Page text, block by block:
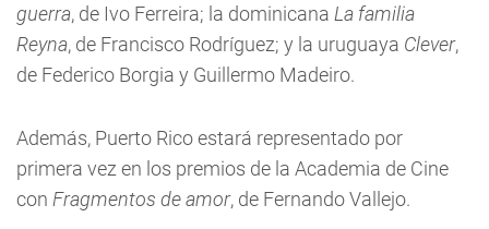
guerra, de Ivo Ferreira; la dominicana La familia
Reyna, de Francisco Rodríguez; y la uruguaya Clever,
de Federico Borgia y Guillermo Madeiro.
Además, Puerto Rico estará representado por
primera vez en los premios de la Academia de Cine
con Fragmentos de amor, de Fernando Vallejo.